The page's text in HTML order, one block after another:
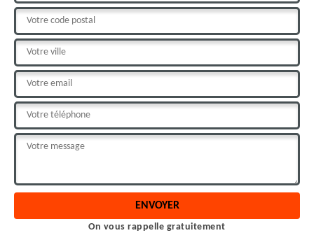
On vous rappelle gratuitement